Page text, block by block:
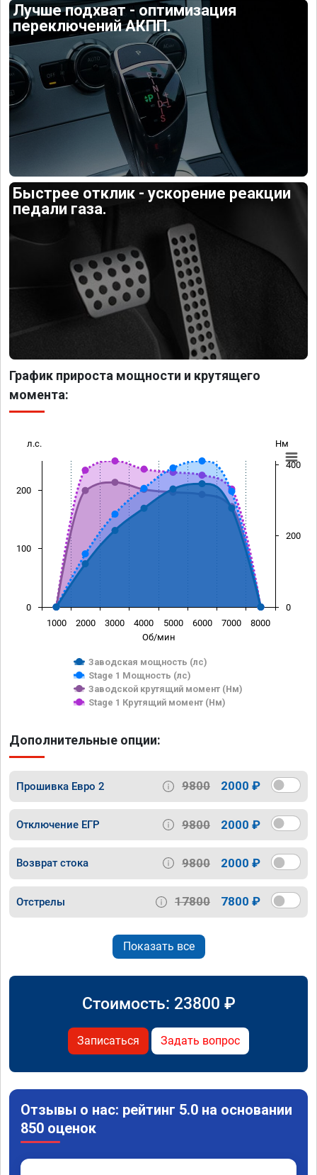
Лучше подхват - оптимизация
переключений АКПП.
Быстрее отклик - ускорение реакции
педали газа.
График прироста мощности и крутящего
момента:
Об/мин
л.с. Нм
Заводская мощность (лс)
Stage 1 Мощность (лс)
Заводской крутящий момент (Нм)
Stage 1 Крутящий момент (Нм)
1000 2000 3000 4000 5000 6000 7000 8000
0
100
200
0
200
400
Дополнительные опции:
Прошивка Евро 2 9800 2000 ₽
Отключение ЕГР 9800 2000 ₽
Возврат стока 9800 2000 ₽
Отстрелы 17800 7800 ₽
Показать все
Стоимость: 23800 ₽
Записаться Задать вопрос
Отзывы о нас: рейтинг 5.0 на основании
850 оценок